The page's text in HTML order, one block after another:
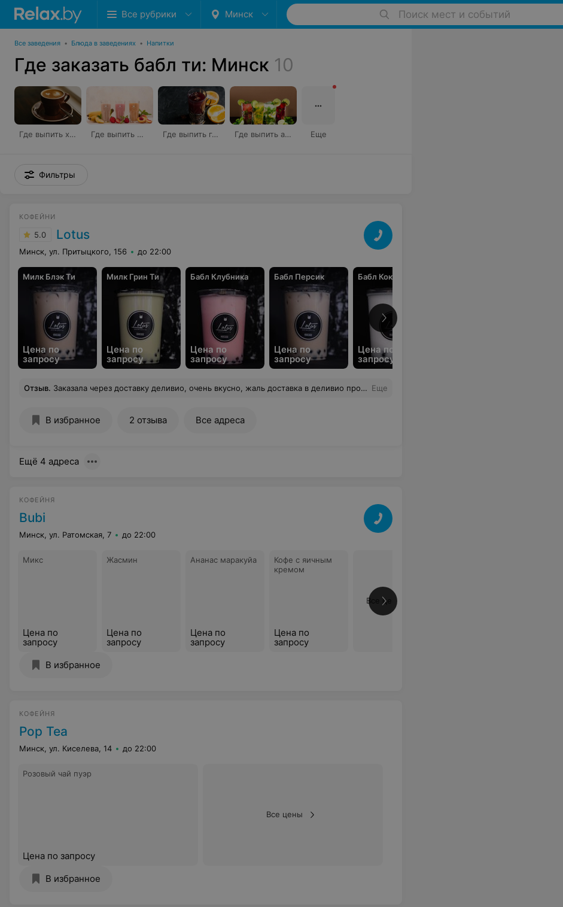
Все рубрики Минск Поиск мест и событий
Все заведения • Блюда в заведениях • Напитки
Где заказать бабл ти: Минск 10
Где выпить хороший кофе Где выпить фреши Где выпить глинтвейн Где выпить авторские коктейли Еще
Фильтры
КОФЕЙНИ
5.0 Lotus
Минск, ул. Притыцкого, 156 до 22:00
Милк Блэк Ти
Цена по
запросу
Милк Грин Ти
Цена по
запросу
Бабл Клубника
Цена по
запросу
Бабл Персик
Цена по
запросу
Бабл Кокос
Цена по
запросу
Отзыв. Заказала через доставку деливио, очень вкусно, жаль доставка в деливио пропала Еще
В избранное 2 отзыва Все адреса
Ещё 4 адреса
КОФЕЙНЯ
Bubi
Минск, ул. Ратомская, 7 до 22:00
Микс
Цена по
запросу
Жасмин
Цена по
запросу
Ананас маракуйа
Цена по
запросу
Кофе с яичным
кремом
Цена по
запросу
Все цены
В избранное
КОФЕЙНЯ
Pop Tea
Минск, ул. Киселева, 14 до 22:00
Розовый чай пуэр
Цена по запросу
Все цены
В избранное